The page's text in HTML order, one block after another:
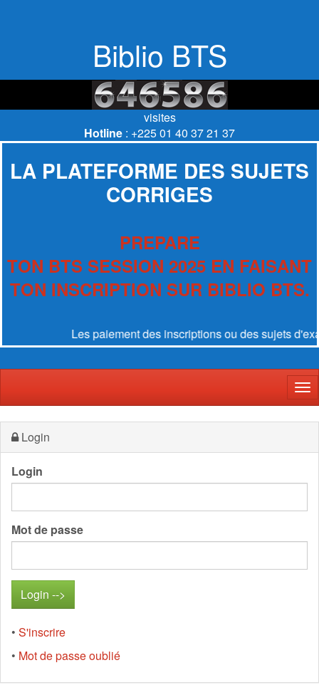
Biblio BTS
visites
Hotline : +225 01 40 37 21 37
LA PLATEFORME DES SUJETS
CORRIGES
PREPARE
TON BTS SESSION 2025 EN FAISANT
TON INSCRIPTION SUR BIBLIO BTS.
Les paiement des inscriptions ou des sujets
Login
Login
Mot de passe
• S'inscrire
• Mot de passe oublié